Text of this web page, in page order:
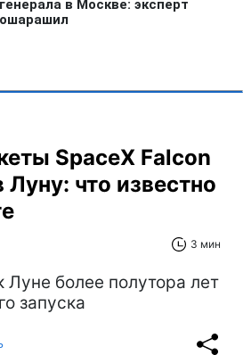
SpaceX Falcon
Луну: что известно
3 мин
Луне более полутора лет
запуска